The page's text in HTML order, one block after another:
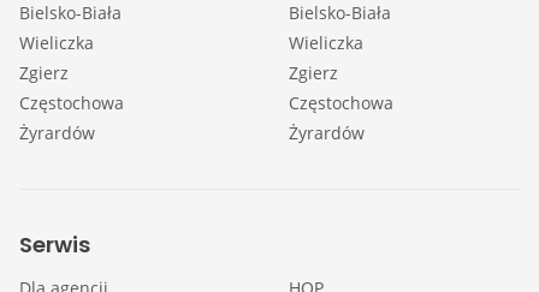
Bielsko-Biała
Wieliczka
Zgierz
Częstochowa
Żyrardów
Bielsko-Biała
Wieliczka
Zgierz
Częstochowa
Żyrardów
Serwis